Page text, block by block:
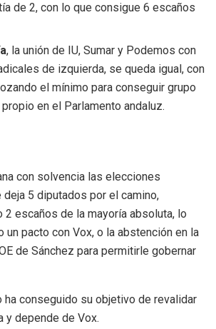
de 2, con lo que consigue 6 escaños
, la unión de IU, Sumar y Podemos con
de izquierda, se queda igual, con
el mínimo para conseguir grupo
en el Parlamento andaluz.
con solvencia las elecciones
5 diputados por el camino,
2 escaños de la mayoría absoluta, lo
un pacto con Vox, o la abstención en la
de Sánchez para permitirle gobernar
ha conseguido su objetivo de revalidar
y depende de Vox.